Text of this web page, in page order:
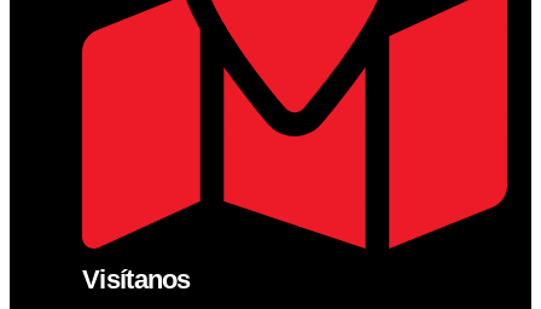
Visítanos